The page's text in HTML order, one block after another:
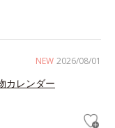
NEW 2026/08/01
カレンダー